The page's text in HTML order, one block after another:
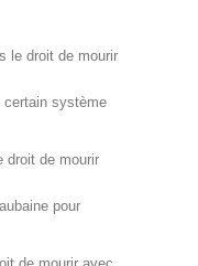
le droit de mourir
certain système
droit de mourir
pour